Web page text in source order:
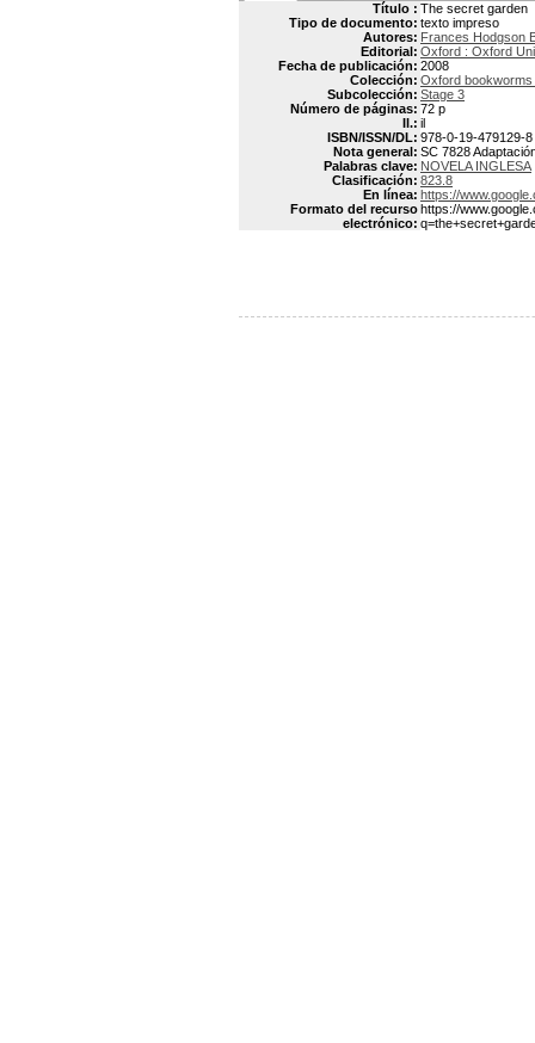
Título : The secret garden
Tipo de documento: texto impreso
Autores: Frances Hodgson
Editorial: Oxford : Oxford
Fecha de publicación: 2008
Colección: Oxford
Subcolección: Stage 3
Número de páginas: 72 p
Il.: il
ISBN/ISSN/DL: 978-0-19-479129-8
Nota general: SC 7828
Palabras clave: NOVELA INGLESA
Clasificación: 823.8
En línea: https://
Formato del recurso
electrónico:
https://